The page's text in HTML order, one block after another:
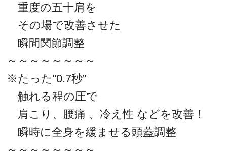
重度の五十肩を
その場で改善させた
瞬間関節調整
～～～～～～～～
※たった“0.7秒”
触れる程の圧で
肩こり、腰痛 、冷え性 などを改善！
瞬時に全身を緩ませる頭蓋調整
～～～～～～～～